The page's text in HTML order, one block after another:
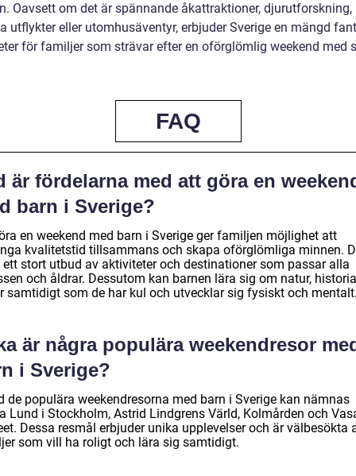
Oavsett om det är spännande åkattraktioner, djurutforskning,
utflykter eller utomhusäventyr, erbjuder Sverige en mängd
för familjer som strävar efter en oförglömlig weekend med
FAQ
är fördelarna med att göra en
barn i Sverige?
en weekend med barn i Sverige ger familjen möjlighet att
kvalitetstid tillsammans och skapa oförglömliga minnen.
stort utbud av aktiviteter och destinationer som passar alla
och åldrar. Dessutom kan barnen lära sig om natur,
samtidigt som de har kul och utvecklar sig fysiskt och
är några populära weekendresor
i Sverige?
de populära weekendresorna med barn i Sverige kan nämnas
Lund i Stockholm, Astrid Lindgrens Värld, Kolmården och
Dessa resmål erbjuder unika upplevelser och är välbesökta
som vill ha roligt och lära sig samtidigt.